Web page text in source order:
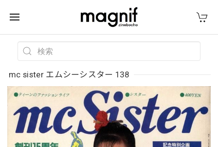
mc sister エムシーシスター 138